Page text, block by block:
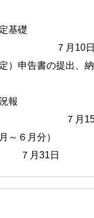
基礎
10
申告書の提出、
報
15
～６月分）
日